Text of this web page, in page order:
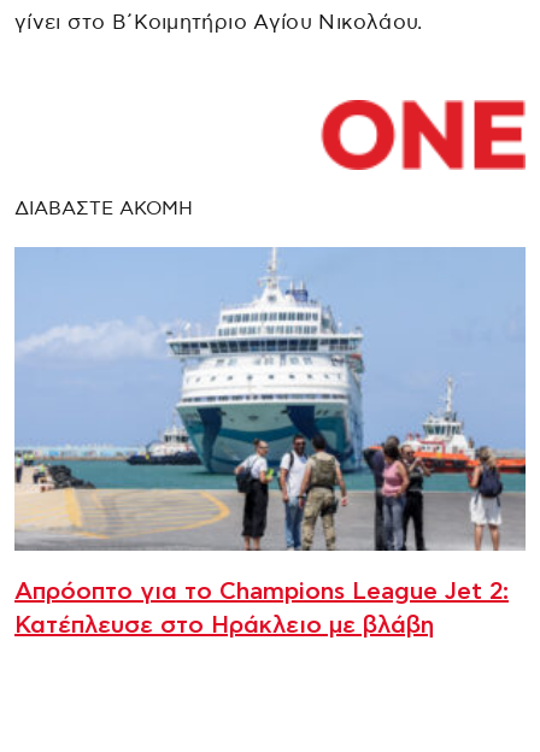
γίνει στο Β΄Κοιμητήριο Αγίου Νικολάου.
ΔΙΑΒΑΣΤΕ ΑΚΟΜΗ
Απρόοπτο για το Champions League Jet 2:
Κατέπλευσε στο Ηράκλειο με βλάβη